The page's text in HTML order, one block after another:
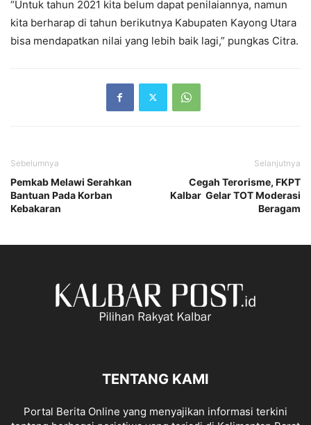
“Untuk tahun 2021 kita belum dapat penilaiannya, namun
kita berharap di tahun berikutnya Kabupaten Kayong Utara
bisa mendapatkan nilai yang lebih baik lagi,” pungkas Citra.
Sebelumnya
Pemkab Melawi Serahkan
Bantuan Pada Korban
Kebakaran
Selanjutnya
Cegah Terorisme, FKPT
Kalbar Gelar TOT Moderasi
Beragam
TENTANG KAMI
Portal Berita Online yang menyajikan informasi terkini